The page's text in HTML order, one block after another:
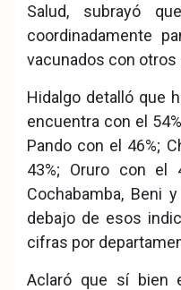
Salud, subrayó
coordinadamente
vacunados con
Hidalgo detalló que
encuentra con el
Pando con el 46%;
43%; Oruro con el
Cochabamba, Beni
debajo de esos
cifras por
Aclaró que sí bien